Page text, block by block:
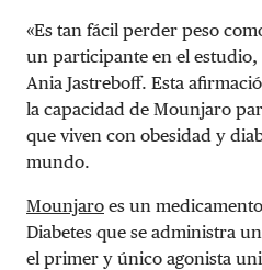
«Es tan fácil perder peso
un participante en el
Ania Jastreboff. Esta
la capacidad de Mounjaro
que viven con obesidad y
mundo.
Mounjaro es un
Diabetes que se administra
el primer y único agonista